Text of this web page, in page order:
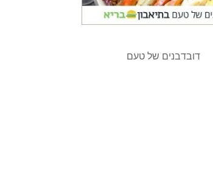
‏דובדבנים של טעם‏